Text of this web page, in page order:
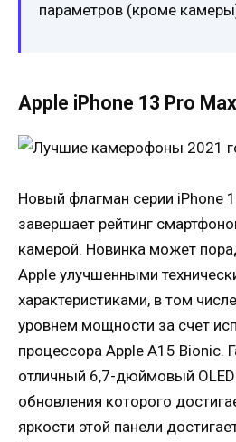
параметров (кроме
Apple iPhone 13 Pro Max
Новый флагман серии iPhone
завершает рейтинг
камерой. Новинка может
Apple улучшенными
характеристиками, в том
уровнем мощности за счет
процессора Apple A15 Bionic.
отличный 6,7-дюймовый
обновления которого
яркости этой панели